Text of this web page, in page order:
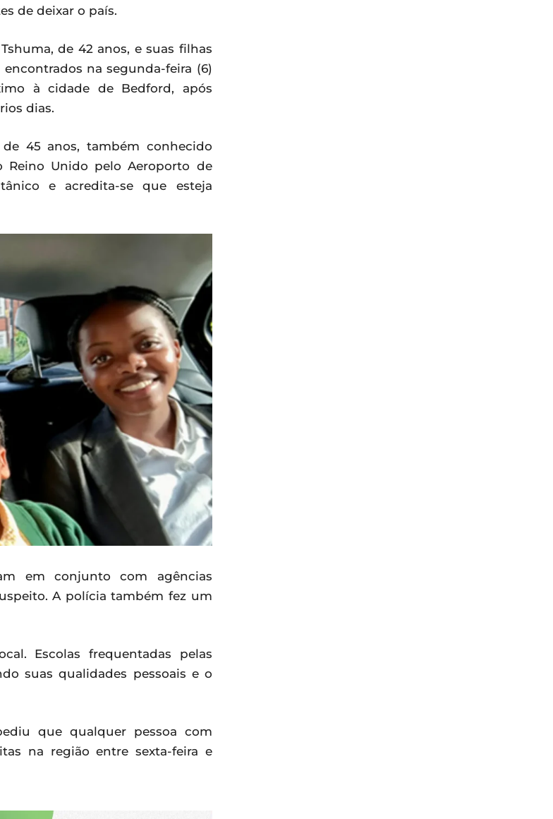
de deixar o país.
de 42 anos, e suas filhas
encontrados na segunda-feira (6)
à cidade de Bedford, após
dias.
45 anos, também conhecido
Reino Unido pelo Aeroporto de
e acredita-se que esteja
em conjunto com agências
A polícia também fez um
Escolas frequentadas pelas
suas qualidades pessoais e o
que qualquer pessoa com
na região entre sexta-feira e